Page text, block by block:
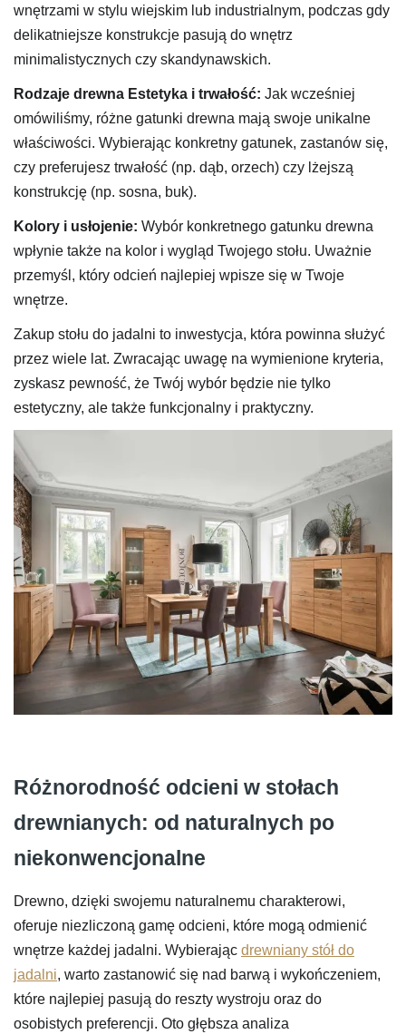
wnętrzami w stylu wiejskim lub industrialnym, podczas gdy
delikatniejsze konstrukcje pasują do wnętrz
minimalistycznych czy skandynawskich.
Rodzaje drewna Estetyka i trwałość: Jak wcześniej
omówiliśmy, różne gatunki drewna mają swoje unikalne
właściwości. Wybierając konkretny gatunek, zastanów się,
czy preferujesz trwałość (np. dąb, orzech) czy lżejszą
konstrukcję (np. sosna, buk).
Kolory i usłojenie: Wybór konkretnego gatunku drewna
wpłynie także na kolor i wygląd Twojego stołu. Uważnie
przemyśl, który odcień najlepiej wpisze się w Twoje
wnętrze.
Zakup stołu do jadalni to inwestycja, która powinna służyć
przez wiele lat. Zwracając uwagę na wymienione kryteria,
zyskasz pewność, że Twój wybór będzie nie tylko
estetyczny, ale także funkcjonalny i praktyczny.
Różnorodność odcieni w stołach
drewnianych: od naturalnych po
niekonwencjonalne
Drewno, dzięki swojemu naturalnemu charakterowi,
oferuje niezliczoną gamę odcieni, które mogą odmienić
wnętrze każdej jadalni. Wybierając drewniany stół do
jadalni, warto zastanowić się nad barwą i wykończeniem,
które najlepiej pasują do reszty wystroju oraz do
osobistych preferencji. Oto głębsza analiza